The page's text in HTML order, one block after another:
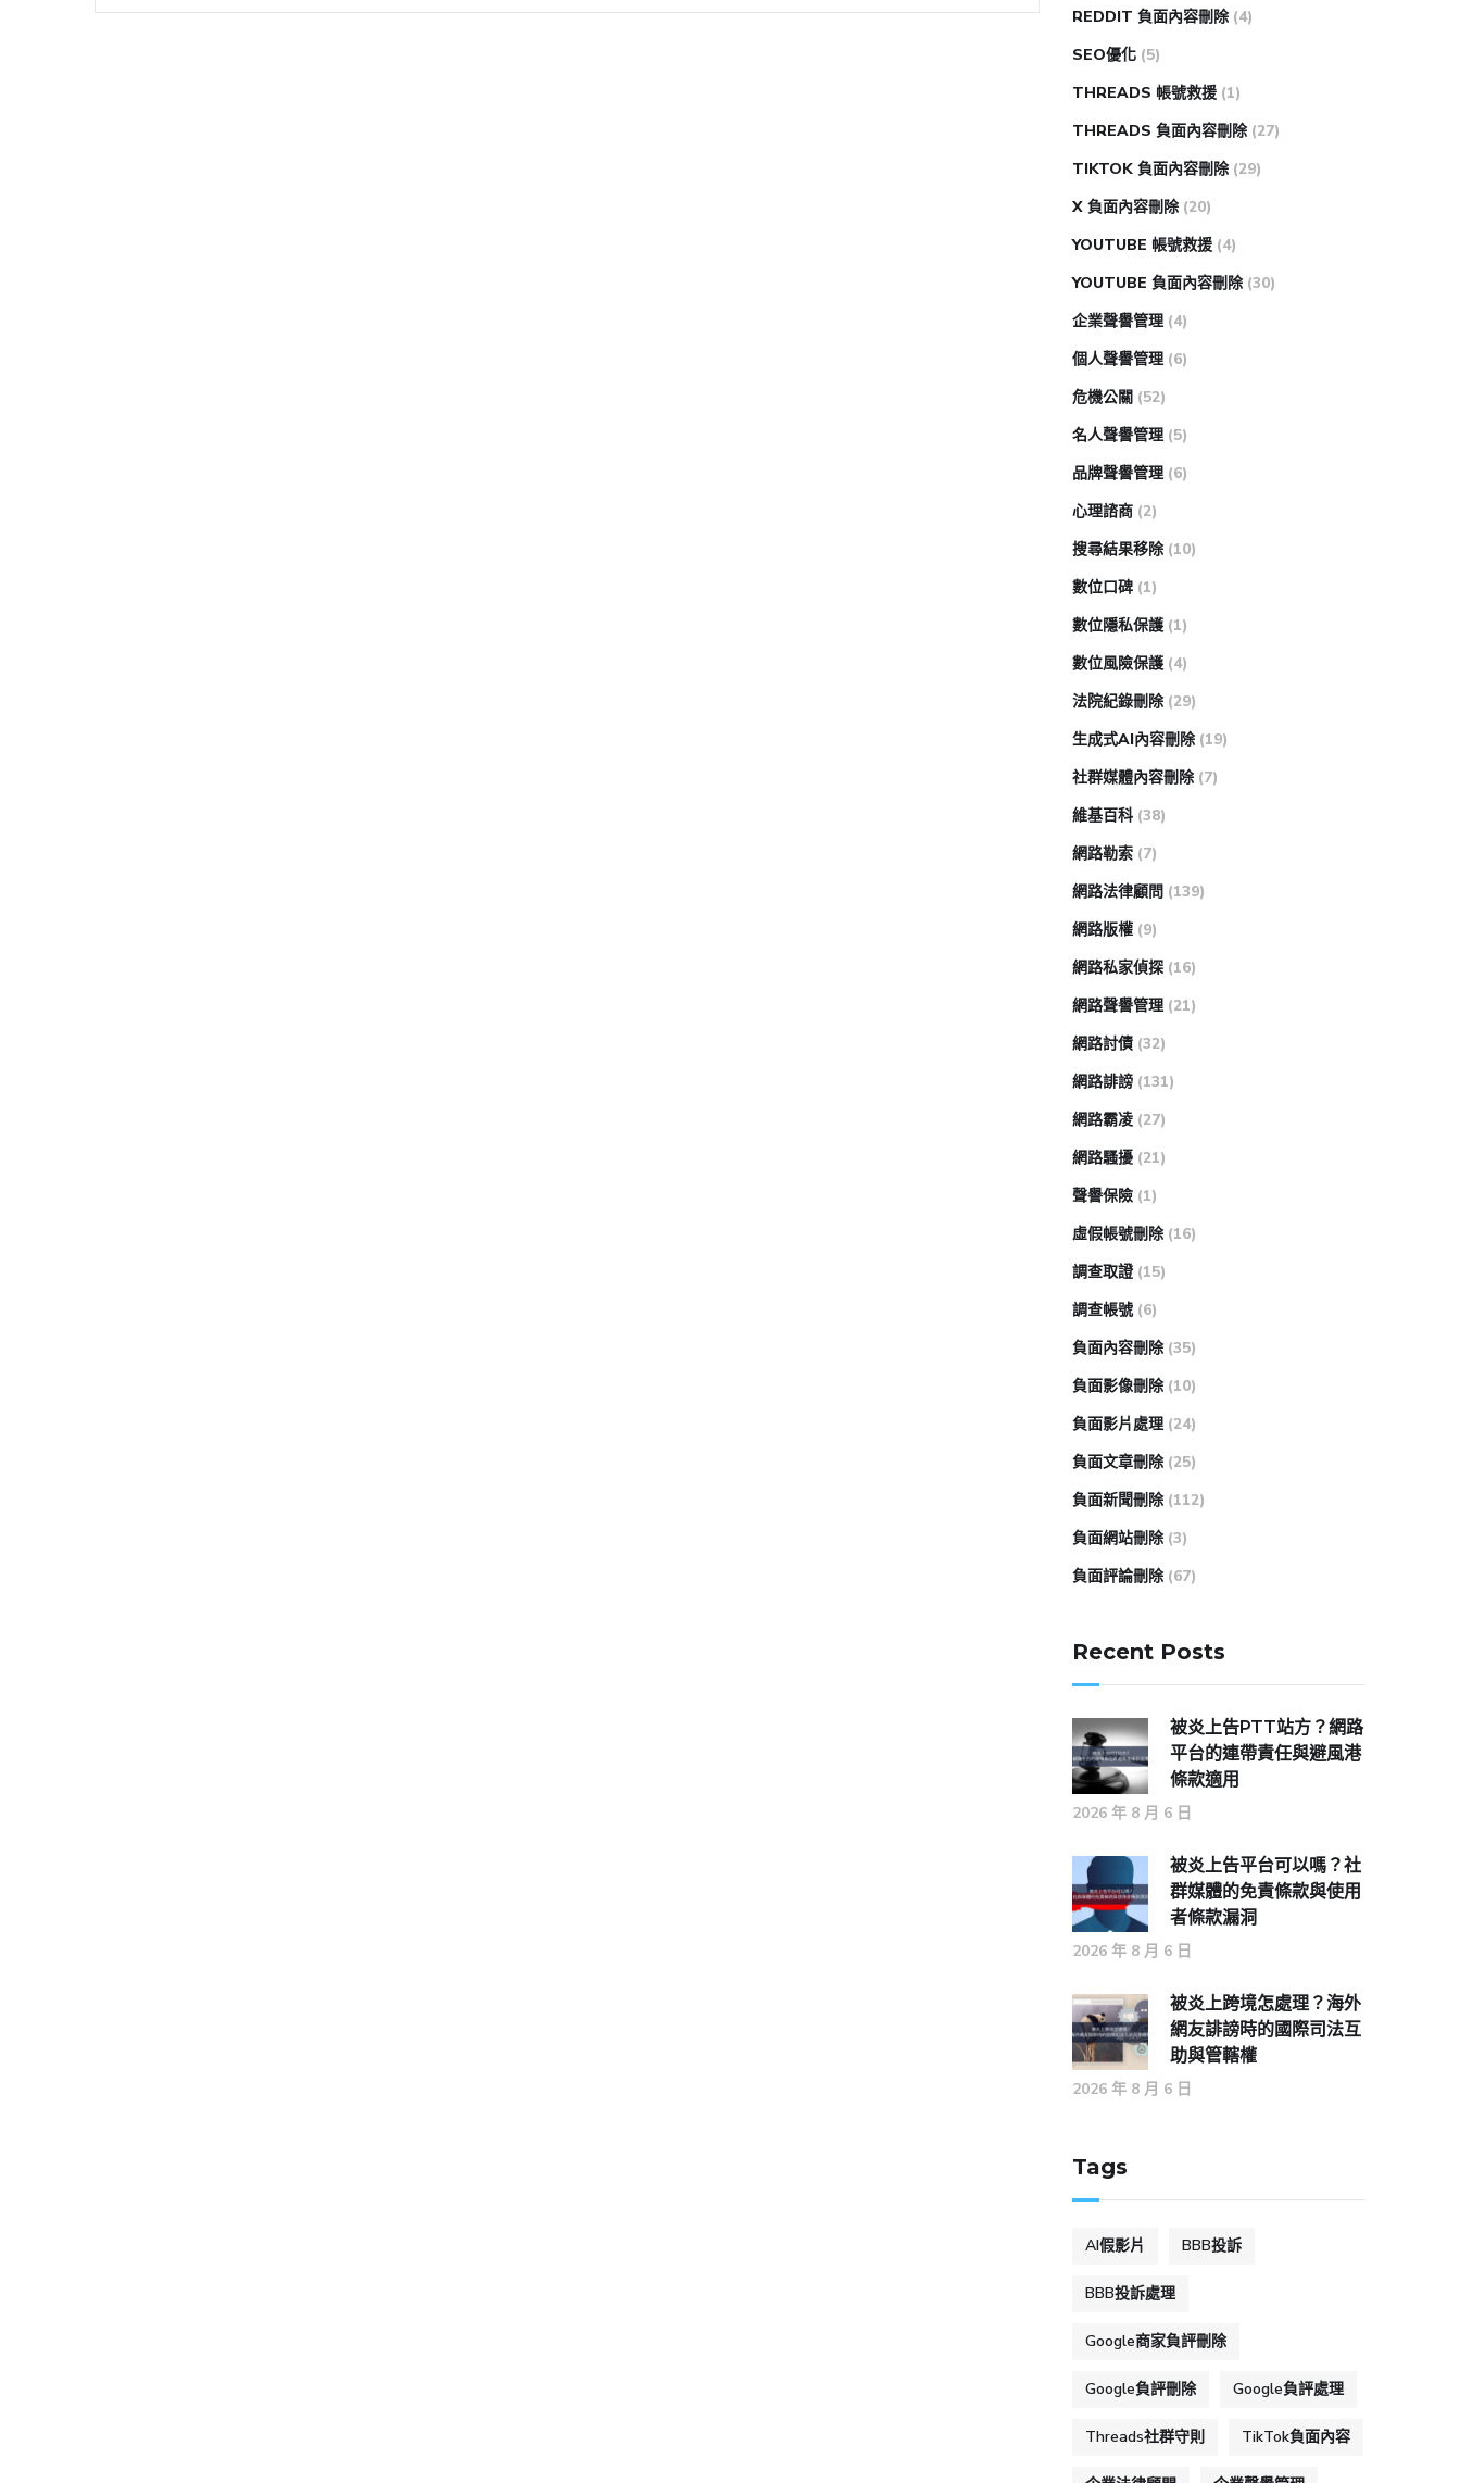
REDDIT 負面內容刪除 (4)
SEO優化 (5)
THREADS 帳號救援 (1)
THREADS 負面內容刪除 (27)
TIKTOK 負面內容刪除 (29)
X 負面內容刪除 (20)
YOUTUBE 帳號救援 (4)
YOUTUBE 負面內容刪除 (30)
企業聲譽管理 (4)
個人聲譽管理 (6)
危機公關 (52)
名人聲譽管理 (5)
品牌聲譽管理 (6)
心理諮商 (2)
搜尋結果移除 (10)
數位口碑 (1)
數位隱私保護 (1)
數位風險保護 (4)
法院紀錄刪除 (29)
生成式AI內容刪除 (19)
社群媒體內容刪除 (7)
維基百科 (38)
網路勒索 (7)
網路法律顧問 (139)
網路版權 (9)
網路私家偵探 (16)
網路聲譽管理 (21)
網路討債 (32)
網路誹謗 (131)
網路霸凌 (27)
網路騷擾 (21)
聲譽保險 (1)
虛假帳號刪除 (16)
調查取證 (15)
調查帳號 (6)
負面內容刪除 (35)
負面影像刪除 (10)
負面影片處理 (24)
負面文章刪除 (25)
負面新聞刪除 (112)
負面網站刪除 (3)
負面評論刪除 (67)
Recent Posts
被炎上告PTT站方？網路
平台的連帶責任與避風港
條款適用
2026 年 8 月 6 日
被炎上告平台可以嗎？社
群媒體的免責條款與使用
者條款漏洞
2026 年 8 月 6 日
被炎上跨境怎處理？海外
網友誹謗時的國際司法互
助與管轄權
2026 年 8 月 6 日
Tags
AI假影片 BBB投訴
BBB投訴處理
Google商家負評刪除
Google負評刪除 Google負評處理
Threads社群守則 TikTok負面內容